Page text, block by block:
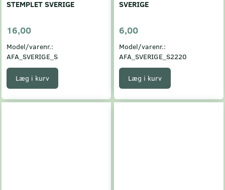
STEMPLET SVERIGE
16,00
Model/varenr.:
AFA_SVERIGE_S
Læg i kurv
SVERIGE
6,00
Model/varenr.:
AFA_SVERIGE_S2220
Læg i kurv